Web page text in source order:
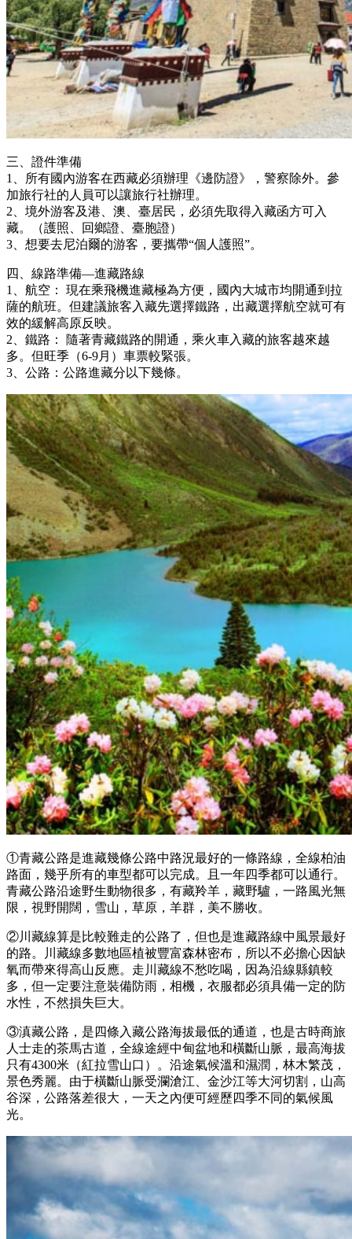
三、證件準備
1、所有國內游客在西藏必須辦理《邊防證》，警察除外。參
加旅行社的人員可以讓旅行社辦理。
2、境外游客及港、澳、臺居民，必須先取得入藏函方可入
藏。（護照、回鄉證、臺胞證）
3、想要去尼泊爾的游客，要攜帶“個人護照”。
四、線路準備—進藏路線
1、航空： 現在乘飛機進藏極為方便，國內大城市均開通到拉
薩的航班。但建議旅客入藏先選擇鐵路，出藏選擇航空就可有
效的緩解高原反映。
2、鐵路： 隨著青藏鐵路的開通，乘火車入藏的旅客越來越
多。但旺季（6-9月）車票較緊張。
3、公路：公路進藏分以下幾條。
①青藏公路是進藏幾條公路中路況最好的一條路線，全線柏油
路面，幾乎所有的車型都可以完成。且一年四季都可以通行。
青藏公路沿途野生動物很多，有藏羚羊，藏野驢，一路風光無
限，視野開闊，雪山，草原，羊群，美不勝收。
②川藏線算是比較難走的公路了，但也是進藏路線中風景最好
的路。川藏線多數地區植被豐富森林密布，所以不必擔心因缺
氧而帶來得高山反應。走川藏線不愁吃喝，因為沿線縣鎮較
多，但一定要注意裝備防雨，相機，衣服都必須具備一定的防
水性，不然損失巨大。
③滇藏公路，是四條入藏公路海拔最低的通道，也是古時商旅
人士走的茶馬古道，全線途經中甸盆地和橫斷山脈，最高海拔
只有4300米（紅拉雪山口）。沿途氣候溫和濕潤，林木繁茂，
景色秀麗。由于橫斷山脈受瀾滄江、金沙江等大河切割，山高
谷深，公路落差很大，一天之內便可經歷四季不同的氣候風
光。